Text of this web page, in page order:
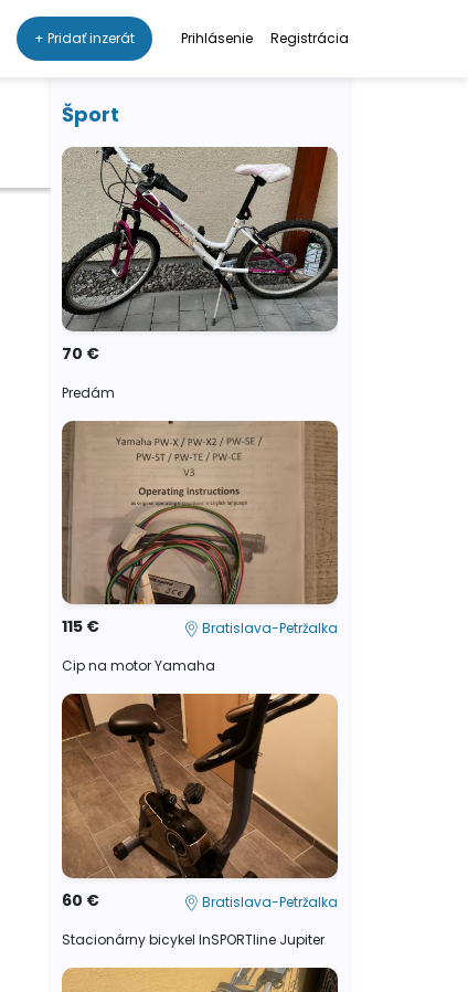
+ Pridať inzerát Prihlásenie Registrácia
Šport
70 €
Predám
115 € Bratislava-Petržalka
Cip na motor Yamaha
60 € Bratislava-Petržalka
Stacionárny bicykel InSPORTline Jupiter